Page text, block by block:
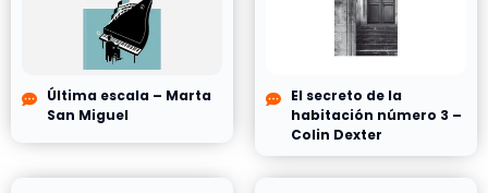
Última escala – Marta
San Miguel
El secreto de la
habitación número 3 –
Colin Dexter